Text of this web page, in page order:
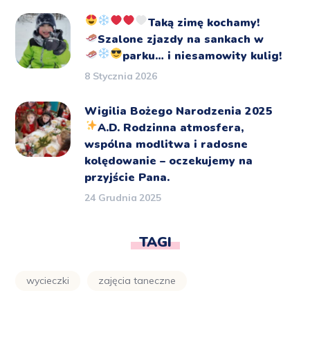
Taką zimę kochamy!
Szalone zjazdy na sankach w
parku… i niesamowity kulig!
8 Stycznia 2026
Wigilia Bożego Narodzenia 2025
A.D. Rodzinna atmosfera,
wspólna modlitwa i radosne
kolędowanie – oczekujemy na
przyjście Pana.
24 Grudnia 2025
TAGI
wycieczki zajęcia taneczne